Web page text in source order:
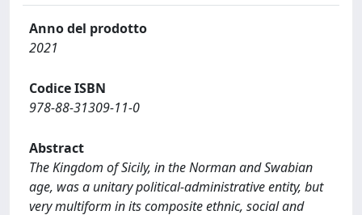
Anno del prodotto
2021
Codice ISBN
978-88-31309-11-0
Abstract
The Kingdom of Sicily, in the Norman and Swabian
age, was a unitary political-administrative entity, but
very multiform in its composite ethnic, social and